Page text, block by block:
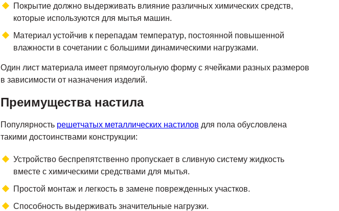
Покрытие должно выдерживать влияние различных химических средств,
которые используются для мытья машин.
Материал устойчив к перепадам температур, постоянной повышенной
влажности в сочетании с большими динамическими нагрузками.
Один лист материала имеет прямоугольную форму с ячейками разных размеров
в зависимости от назначения изделий.
Преимущества настила
Популярность решетчатых металлических настилов для пола обусловлена
такими достоинствами конструкции:
Устройство беспрепятственно пропускает в сливную систему жидкость
вместе с химическими средствами для мытья.
Простой монтаж и легкость в замене поврежденных участков.
Способность выдерживать значительные нагрузки.